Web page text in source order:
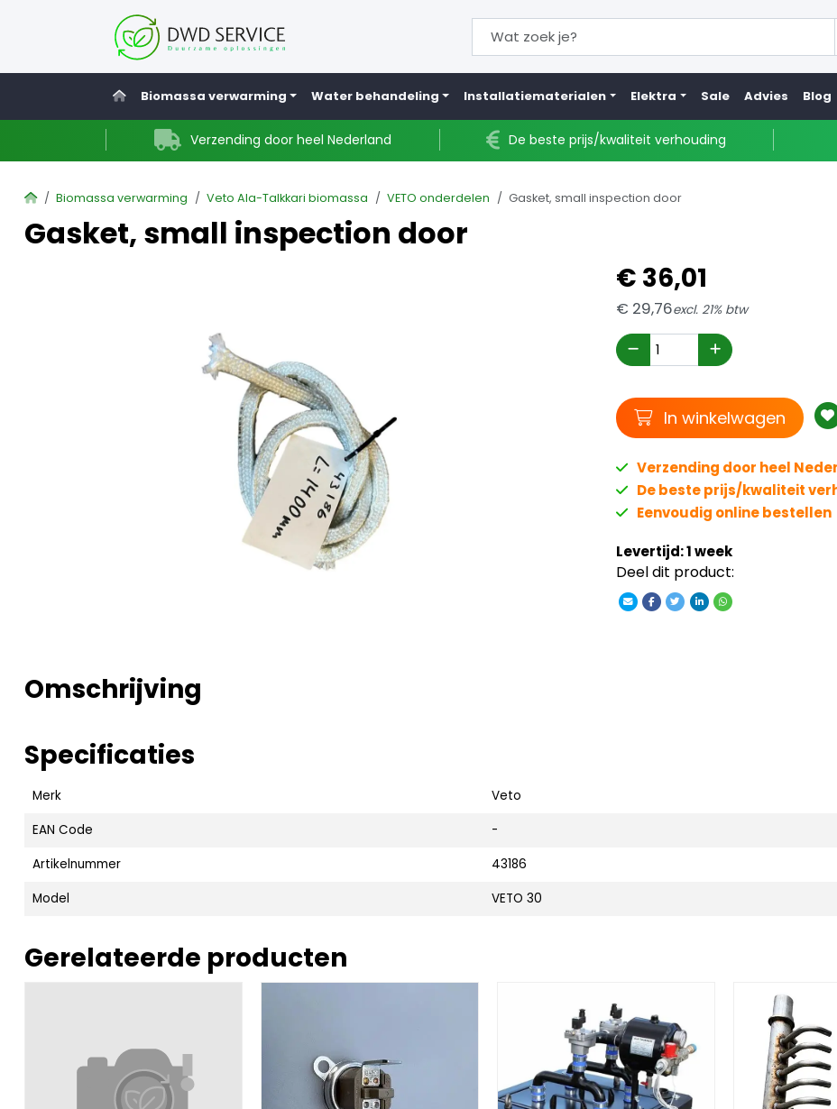
Home
Biomassa verwarming Water behandeling Installatiematerialen Elektra Sale Advies Blog
Verzending door heel Nederland De beste prijs/kwaliteit verhouding
HomeBiomassa verwarming Veto Ala-Talkkari biomassa VETO onderdelen Gasket, small inspection door
Gasket, small inspection door
€ 36,01
€ 29,76excl. 21% btw
Winkelwagen
In winkelwagen
Verzending door heel
De beste prijs/kwaliteit
Eenvoudig online bestellen
Levertijd: 1 week
Deel dit product:
Omschrijving
Specificaties
Merk
Veto
EAN Code
-
Artikelnummer
43186
Model
VETO 30
Gerelateerde producten